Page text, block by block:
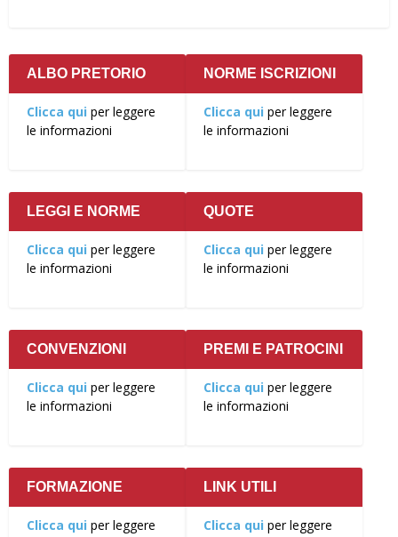
ALBO PRETORIO
Clicca qui per leggere
le informazioni
NORME ISCRIZIONI
Clicca qui per leggere
le informazioni
LEGGI E NORME
Clicca qui per leggere
le informazioni
QUOTE
Clicca qui per leggere
le informazioni
CONVENZIONI
Clicca qui per leggere
le informazioni
PREMI E PATROCINI
Clicca qui per leggere
le informazioni
FORMAZIONE
Clicca qui per leggere
LINK UTILI
Clicca qui per leggere